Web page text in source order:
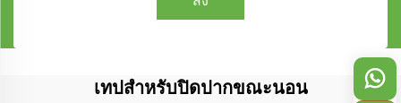
เทปสำหรับปิดปากขณะนอน